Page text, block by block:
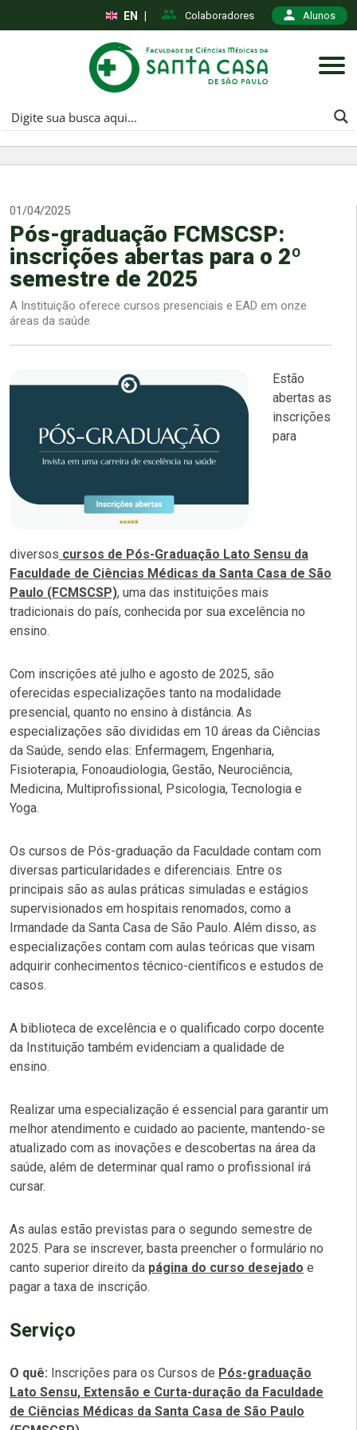
Colaboradores Alunos
EN
01/04/2025
Pós-graduação FCMSCSP:
inscrições abertas para o 2º
semestre de 2025
A Instituição oferece cursos presenciais e EAD em onze
áreas da saúde
Estão
abertas as
inscrições
para
diversos cursos de Pós-Graduação Lato Sensu da
Faculdade de Ciências Médicas da Santa Casa de São
Paulo (FCMSCSP), uma das instituições mais
tradicionais do país, conhecida por sua excelência no
ensino.
Com inscrições até julho e agosto de 2025, são
oferecidas especializações tanto na modalidade
presencial, quanto no ensino à distância. As
especializações são divididas em 10 áreas da Ciências
da Saúde, sendo elas: Enfermagem, Engenharia,
Fisioterapia, Fonoaudiologia, Gestão, Neurociência,
Medicina, Multiprofissional, Psicologia, Tecnologia e
Yoga.
Os cursos de Pós-graduação da Faculdade contam com
diversas particularidades e diferenciais. Entre os
principais são as aulas práticas simuladas e estágios
supervisionados em hospitais renomados, como a
Irmandade da Santa Casa de São Paulo. Além disso, as
especializações contam com aulas teóricas que visam
adquirir conhecimentos técnico-científicos e estudos de
casos.
A biblioteca de excelência e o qualificado corpo docente
da Instituição também evidenciam a qualidade de
ensino.
Realizar uma especialização é essencial para garantir um
melhor atendimento e cuidado ao paciente, mantendo-se
atualizado com as inovações e descobertas na área da
saúde, além de determinar qual ramo o profissional irá
cursar.
As aulas estão previstas para o segundo semestre de
2025. Para se inscrever, basta preencher o formulário no
canto superior direito da página do curso desejado e
pagar a taxa de inscrição.
Serviço
O quê: Inscrições para os Cursos de Pós-graduação
Lato Sensu, Extensão e Curta-duração da Faculdade
de Ciências Médicas da Santa Casa de São Paulo